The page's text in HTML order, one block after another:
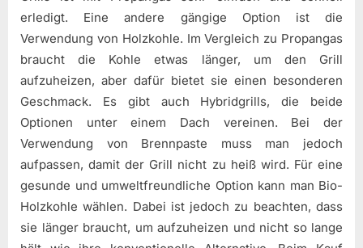
erledigt. Eine andere gängige Option ist die
Verwendung von Holzkohle. Im Vergleich zu Propangas
braucht die Kohle etwas länger, um den Grill
aufzuheizen, aber dafür bietet sie einen besonderen
Geschmack. Es gibt auch Hybridgrills, die beide
Optionen unter einem Dach vereinen. Bei der
Verwendung von Brennpaste muss man jedoch
aufpassen, damit der Grill nicht zu heiß wird. Für eine
gesunde und umweltfreundliche Option kann man Bio-
Holzkohle wählen. Dabei ist jedoch zu beachten, dass
sie länger braucht, um aufzuheizen und nicht so lange